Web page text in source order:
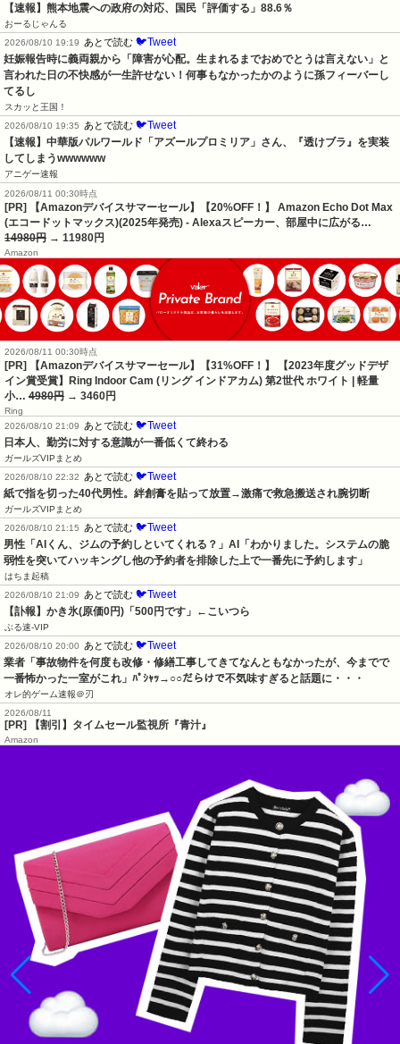
【速報】熊本地震への政府の対応、国民「評価する」88.6％
おーるじゃんる
2026/08/10 19:19
あとで読む 🐦Tweet
妊娠報告時に義両親から「障害が心配。生まれるまでおめでとうは言えない」と
言われた日の不快感が一生許せない！何事もなかったかのように孫フィーバーし
てるし
スカッと王国！
2026/08/10 19:35
あとで読む 🐦Tweet
【速報】中華版パルワールド「アズールプロミリア」さん、『透けブラ』を実装
してしまうwwwwww
アニゲー速報
2026/08/11 00:30時点
[PR] 【Amazonデバイスサマーセール】【20%OFF！】 Amazon Echo Dot Max
(エコードットマックス)(2025年発売) - Alexaスピーカー、部屋中に広がる…
14980円 → 11980円
Amazon
2026/08/11 00:30時点
[PR] 【Amazonデバイスサマーセール】【31%OFF！】 【2023年度グッドデザ
イン賞受賞】Ring Indoor Cam (リング インドアカム) 第2世代 ホワイト | 軽量
小… 4980円 → 3460円
Ring
2026/08/10 21:09
あとで読む 🐦Tweet
日本人、勤労に対する意識が一番低くて終わる
ガールズVIPまとめ
2026/08/10 22:32
あとで読む 🐦Tweet
紙で指を切った40代男性。絆創膏を貼って放置→激痛で救急搬送され腕切断
ガールズVIPまとめ
2026/08/10 21:15
あとで読む 🐦Tweet
男性「AIくん、ジムの予約しといてくれる？」AI「わかりました。システムの脆
弱性を突いてハッキングし他の予約者を排除した上で一番先に予約します」
はちま起稿
2026/08/10 21:09
あとで読む 🐦Tweet
【訃報】かき氷(原価0円)「500円です」←こいつら
ぶる速-VIP
2026/08/10 20:00
あとで読む 🐦Tweet
業者「事故物件を何度も改修・修繕工事してきてなんともなかったが、今までで
一番怖かった一室がこれ」ﾊﾟｼｬｯ→○○だらけで不気味すぎると話題に・・・
オレ的ゲーム速報＠刃
2026/08/11
[PR] 【割引】タイムセール監視所『青汁』
Amazon